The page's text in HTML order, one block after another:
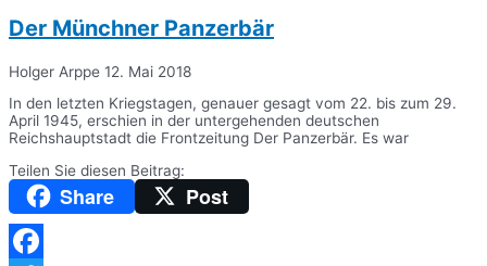
Der Münchner Panzerbär
Holger Arppe 12. Mai 2018
In den letzten Kriegstagen, genauer gesagt vom 22. bis zum 29.
April 1945, erschien in der untergehenden deutschen
Reichshauptstadt die Frontzeitung Der Panzerbär. Es war
Teilen Sie diesen Beitrag:
Share Post